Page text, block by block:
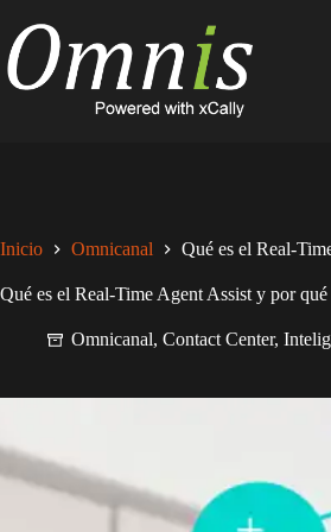
contenido
Inicio Omnicanal Qué es el Real-
Qué es el Real-Time Agent Assist y por
Omnicanal, Contact Center,